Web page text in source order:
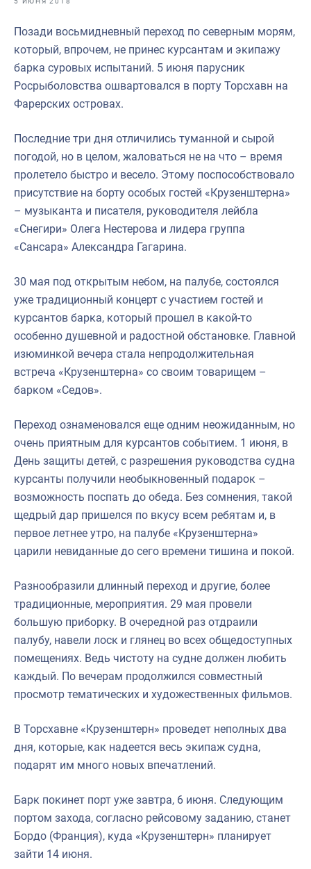
Выставки и конференции
Научно-практическая литература
Рыбоохрана России
Инфографика
Укрепление духовно-нравственных ценностей
События в России и мире
Позади восьмидневный переход по северным морям,
который, впрочем, не принес курсантам и экипажу
барка суровых испытаний. 5 июня парусник
Росрыболовства ошвартовался в порту Торсхавн на
Фарерских островах.
Последние три дня отличились туманной и сырой
погодой, но в целом, жаловаться не на что – время
пролетело быстро и весело. Этому поспособствовало
присутствие на борту особых гостей «Крузенштерна»
– музыканта и писателя, руководителя лейбла
«Снегири» Олега Нестерова и лидера группа
«Сансара» Александра Гагарина.
30 мая под открытым небом, на палубе, состоялся
уже традиционный концерт с участием гостей и
курсантов барка, который прошел в какой-то
особенно душевной и радостной обстановке. Главной
изюминкой вечера стала непродолжительная
встреча «Крузенштерна» со своим товарищем –
барком «Седов».
Переход ознаменовался еще одним неожиданным, но
очень приятным для курсантов событием. 1 июня, в
День защиты детей, с разрешения руководства судна
курсанты получили необыкновенный подарок –
возможность поспать до обеда. Без сомнения, такой
щедрый дар пришелся по вкусу всем ребятам и, в
первое летнее утро, на палубе «Крузенштерна»
царили невиданные до сего времени тишина и покой.
Разнообразили длинный переход и другие, более
традиционные, мероприятия. 29 мая провели
большую приборку. В очередной раз отдраили
палубу, навели лоск и глянец во всех общедоступных
помещениях. Ведь чистоту на судне должен любить
каждый. По вечерам продолжился совместный
просмотр тематических и художественных фильмов.
В Торсхавне «Крузенштерн» проведет неполных два
дня, которые, как надеется весь экипаж судна,
подарят им много новых впечатлений.
Барк покинет порт уже завтра, 6 июня. Следующим
портом захода, согласно рейсовому заданию, станет
Бордо (Франция), куда «Крузенштерн» планирует
зайти 14 июня.